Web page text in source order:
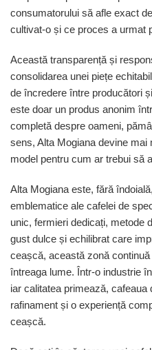
consumatorului să afle exact
cultivat-o și ce proces a urmat
Această transparență și
consolidarea unei piețe
de încredere între producători
este doar un produs anonim
completă despre oameni,
sens, Alta Mogiana devine mai
model pentru cum ar trebui să
Alta Mogiana este, fără
emblematice ale cafelei de
unic, fermieri dedicați, metode
gust dulce și echilibrat care
ceașcă, această zonă
întreaga lume. Într-o industrie
iar calitatea primează, cafeaua
rafinament și o experiență
ceașcă.